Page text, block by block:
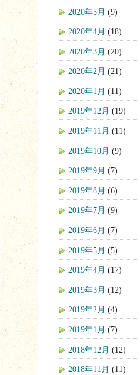
2020年5月 (9)
2020年4月 (18)
2020年3月 (20)
2020年2月 (21)
2020年1月 (11)
2019年12月 (19)
2019年11月 (11)
2019年10月 (9)
2019年9月 (7)
2019年8月 (6)
2019年7月 (9)
2019年6月 (7)
2019年5月 (5)
2019年4月 (17)
2019年3月 (12)
2019年2月 (4)
2019年1月 (7)
2018年12月 (12)
2018年11月 (11)